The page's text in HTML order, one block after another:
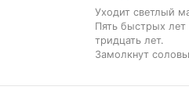
Уходит светлый
Пять быстрых
тридцать лет.
Замолкнут